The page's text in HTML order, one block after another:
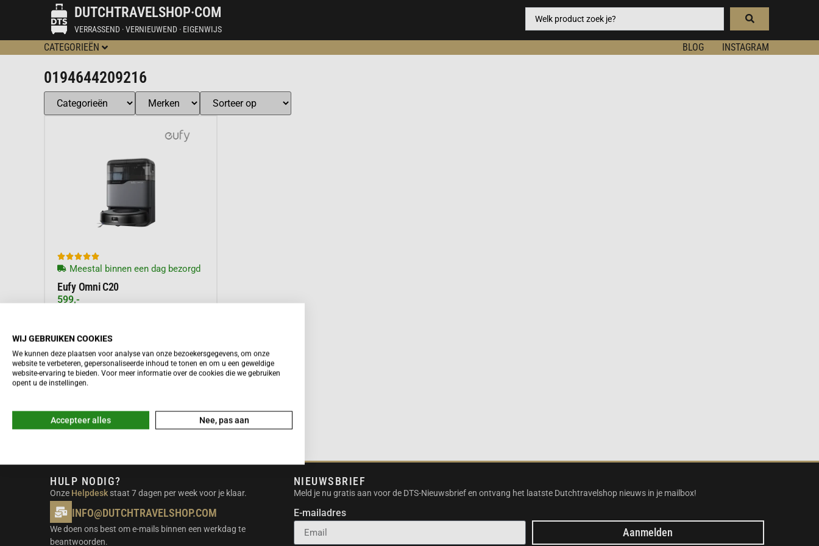
DUTCHTRAVELSHOP·COM
VERRASSEND · VERNIEUWEND · EIGENWIJS
CATEGORIEËN BLOG INSTAGRAM
0194644209216

Meestal binnen een dag bezorgd
Eufy Omni C20
599,-
Meer informatie
HULP NODIG?
Onze Helpdesk staat 7 dagen per week voor je klaar.
INFO@DUTCHTRAVELSHOP.COM
We doen ons best om e-mails binnen een werkdag te
beantwoorden.
NIEUWSBRIEF
Meld je nu gratis aan voor de DTS-Nieuwsbrief en ontvang het laatste Dutchtravelshop nieuws in je mailbox!
E-mailadres
Aanmelden
WIJ GEBRUIKEN COOKIES
We kunnen deze plaatsen voor analyse van onze bezoekersgegevens, om onze
website te verbeteren, gepersonaliseerde inhoud te tonen en om u een geweldige
website-ervaring te bieden. Voor meer informatie over de cookies die we gebruiken
opent u de instellingen.
Accepteer alles Nee, pas aan